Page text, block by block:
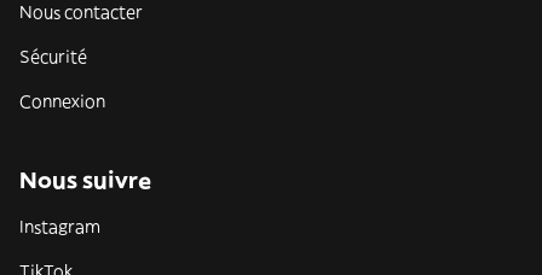
Nous contacter
Sécurité
Connexion
Nous suivre
Instagram